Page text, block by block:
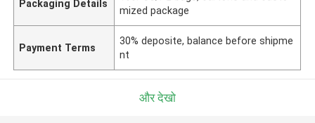
Packaging Details
mized package
Payment Terms
30% deposite, balance before shipme
nt
और देखो